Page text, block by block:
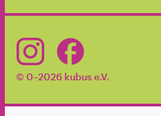
© 0–2026 kubus e.V.